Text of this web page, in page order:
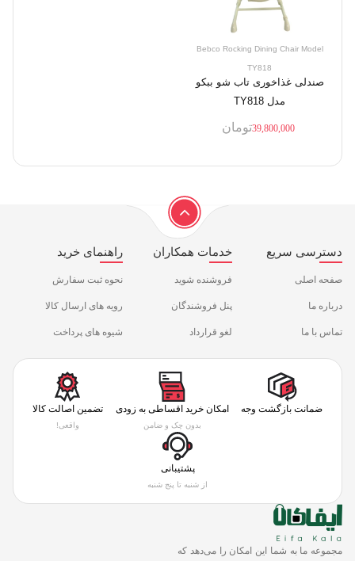
Bebco Rocking Dining Chair Model
TY818
صندلی غذاخوری تاب شو ببکو
مدل TY818
تومان
دسترسی سریع
صفحه اصلی
درباره ما
تماس با ما
خدمات همکاران
فروشنده شوید
پنل فروشندگان
لغو قرارداد
راهنمای خرید
نحوه ثبت سفارش
رویه های ارسال کالا
شیوه های پرداخت
ضمانت بازگشت وجه امکان خرید اقساطی به زودی
بدون چک و ضامن
تضمین اصالت کالا
واقعی!
پشتیبانی
از شنبه تا پنج شنبه
مجموعه ما به شما این امکان را می‌دهد که